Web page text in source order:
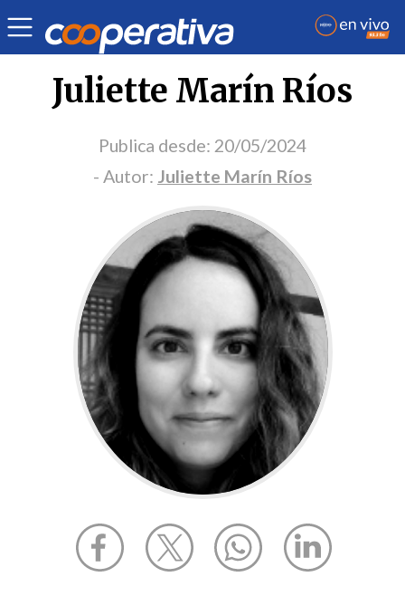
Portada Opinión
Juliette Marín Ríos
Publica desde: 20/05/2024
- Autor: Juliette Marín Ríos